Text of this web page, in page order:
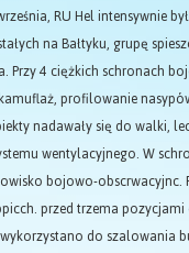
RU Hel intensywnie
na Bałtyku, grupę
4 ciężkich schronach
profilowanie
nadawały się do walki,
wentylacyjnego. W
bojowo-
przed trzema
do